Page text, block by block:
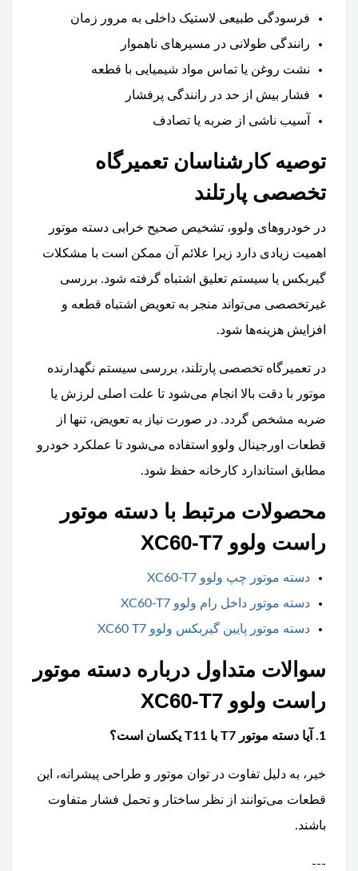
فرسودگی طبیعی لاستیک داخلی به مرور زمان
رانندگی طولانی در مسیرهای ناهموار
نشت روغن یا تماس مواد شیمیایی با قطعه
فشار بیش از حد در رانندگی پرفشار
آسیب ناشی از ضربه یا تصادف
توصیه کارشناسان تعمیرگاه
تخصصی پارتلند
در خودروهای ولوو، تشخیص صحیح خرابی دسته موتور
اهمیت زیادی دارد زیرا علائم آن ممکن است با مشکلات
گیربکس یا سیستم تعلیق اشتباه گرفته شود. بررسی
غیرتخصصی می‌تواند منجر به تعویض اشتباه قطعه و
افزایش هزینه‌ها شود.
در تعمیرگاه تخصصی پارتلند، بررسی سیستم نگهدارنده
موتور با دقت بالا انجام می‌شود تا علت اصلی لرزش یا
ضربه مشخص گردد. در صورت نیاز به تعویض، تنها از
قطعات اورجینال ولوو استفاده می‌شود تا عملکرد خودرو
مطابق استاندارد کارخانه حفظ شود.
محصولات مرتبط با دسته موتور
راست ولوو XC60-T7
دسته موتور چپ ولوو XC60-T7
دسته موتور داخل رام ولوو XC60-T7
دسته موتور پایین گیربکس ولوو XC60 T7
سوالات متداول درباره دسته موتور
راست ولوو XC60-T7
1. آیا دسته موتور T7 با T11 یکسان است؟
خیر، به دلیل تفاوت در توان موتور و طراحی پیشرانه، این
قطعات می‌توانند از نظر ساختار و تحمل فشار متفاوت
باشند.
---